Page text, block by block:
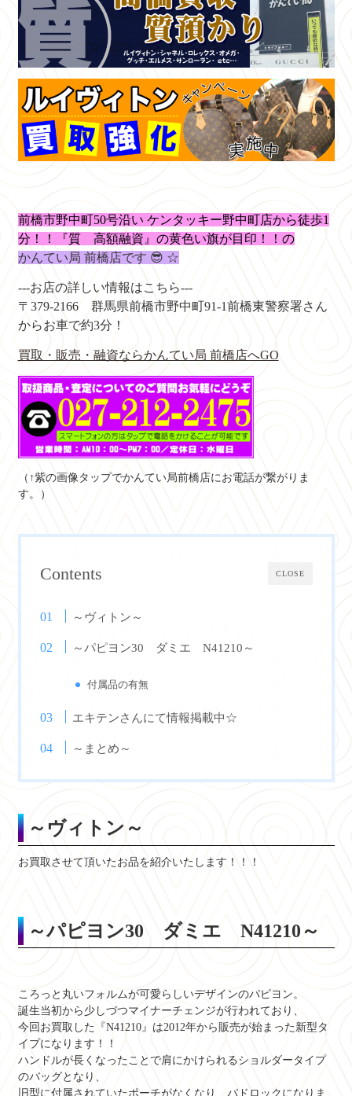
前橋市野中町50号沿い ケンタッキー野中町店から徒歩1
分！！『質 高額融資』の黄色い旗が目印！！の
かんてい局 前橋店です 😎 ☆
---お店の詳しい情報はこちら---
〒379-2166 群馬県前橋市野中町91-1前橋東警察署さん
からお車で約3分！
買取・販売・融資ならかんてい局 前橋店へGO
（↑紫の画像タップでかんてい局前橋店にお電話が繋がりま
す。）
CLOSE
Contents
～ヴィトン～
～パピヨン30 ダミエ N41210～
付属品の有無
エキテンさんにて情報掲載中☆
～まとめ～
～ヴィトン～
お買取させて頂いたお品を紹介いたします！！！
～パピヨン30 ダミエ N41210～
ころっと丸いフォルムが可愛らしいデザインのパピヨン。
誕生当初から少しづつマイナーチェンジが行われており、
今回お買取した『N41210』は2012年から販売が始まった新型タ
イプになります！！
ハンドルが長くなったことで肩にかけられるショルダータイプ
のバッグとなり、
旧型に付属されていたポーチがなくなり、パドロックになりま